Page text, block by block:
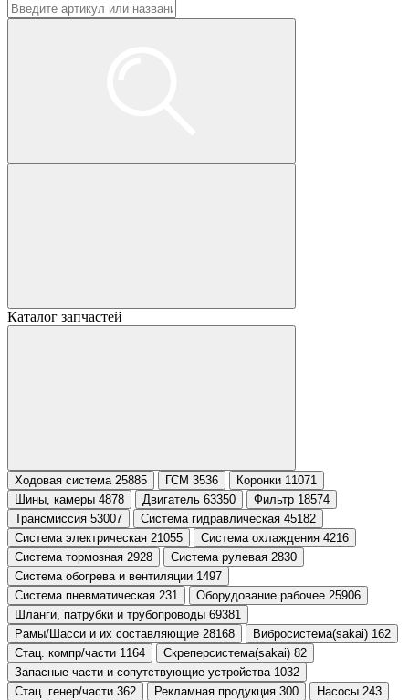
Каталог запчастей
Ходовая система 25885 ГСМ 3536
Коронки 11071
Шины, камеры 4878
Двигатель 63350
Фильтр 18574
Трансмиссия 53007
Система гидравлическая 45182
Система электрическая 21055
Система охлаждения 4216
Система тормозная 2928
Система рулевая 2830
Система обогрева и вентиляции 1497
Система пневматическая 231
Оборудование рабочее 25906
Шланги, патрубки и трубопроводы 69381
Рамы/Шасси и их составляющие 28168
Вибросистема(sakai) 162
Стац. компр/части 1164
Скреперсистема(sakai) 82
Запасные части и сопутствующие устройства 1032
Стац. генер/части 362
Рекламная продукция 300 Насосы 243